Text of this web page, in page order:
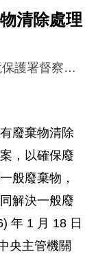
清除處理
行政院環境保護署督察總隊
廢棄物清除
，以確保廢
般廢棄物，
解決一般廢
年 1 月 18 日
央主管機關